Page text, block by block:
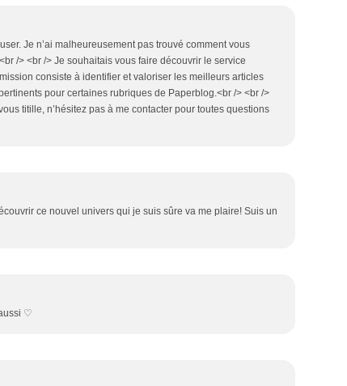
Je n’ai malheureusement pas trouvé comment vous
/> <br /> Je souhaitais vous faire découvrir le service
consiste à identifier et valoriser les meilleurs articles
pour certaines rubriques de Paperblog.<br /> <br />
titille, n’hésitez pas à me contacter pour toutes questions
ce nouvel univers qui je suis sûre va me plaire! Suis un
♡